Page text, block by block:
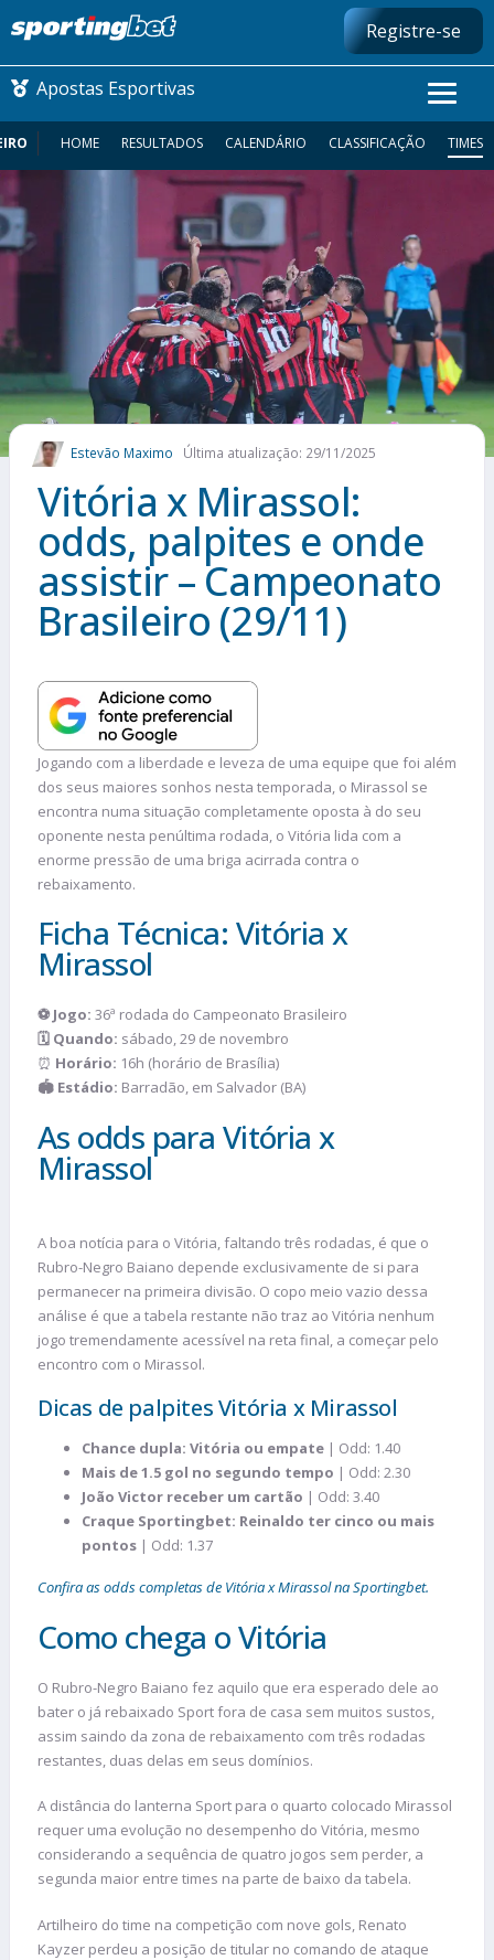
Registre-se
Apostas Esportivas
CONMEBOL LIBERTADORES
FUTEBOL NACIONAL
FUTEBOL INTERNACIONAL
COMO APOSTAR
MAIS ESPORTES
HOME RESULTADOS CALENDÁRIO CLASSIFICAÇÃO TIMES
Estevão Maximo Última atualização: 29/11/2025
Vitória x Mirassol:
odds, palpites e onde
assistir – Campeonato
Brasileiro (29/11)
Jogando com a liberdade e leveza de uma equipe que foi além
dos seus maiores sonhos nesta temporada, o Mirassol se
encontra numa situação completamente oposta à do seu
oponente nesta penúltima rodada, o Vitória lida com a
enorme pressão de uma briga acirrada contra o
rebaixamento.
Ficha Técnica: Vitória x
Mirassol
⚽ Jogo: 36ª rodada do Campeonato Brasileiro
🗓️ Quando: sábado, 29 de novembro
⏰ Horário: 16h (horário de Brasília)
🏟️ Estádio: Barradão, em Salvador (BA)
As odds para Vitória x
Mirassol
A boa notícia para o Vitória, faltando três rodadas, é que o
Rubro-Negro Baiano depende exclusivamente de si para
permanecer na primeira divisão. O copo meio vazio dessa
análise é que a tabela restante não traz ao Vitória nenhum
jogo tremendamente acessível na reta final, a começar pelo
encontro com o Mirassol.
Dicas de palpites Vitória x Mirassol
Chance dupla: Vitória ou empate | Odd: 1.40
Mais de 1.5 gol no segundo tempo | Odd: 2.30
João Victor receber um cartão | Odd: 3.40
Craque Sportingbet: Reinaldo ter cinco ou mais
pontos | Odd: 1.37
Confira as odds completas de Vitória x Mirassol na Sportingbet.
Como chega o Vitória
O Rubro-Negro Baiano fez aquilo que era esperado dele ao
bater o já rebaixado Sport fora de casa sem muitos sustos,
assim saindo da zona de rebaixamento com três rodadas
restantes, duas delas em seus domínios.
A distância do lanterna Sport para o quarto colocado Mirassol
requer uma evolução no desempenho do Vitória, mesmo
considerando a sequência de quatro jogos sem perder, a
segunda maior entre times na parte de baixo da tabela.
Artilheiro do time na competição com nove gols, Renato
Kayzer perdeu a posição de titular no comando de ataque